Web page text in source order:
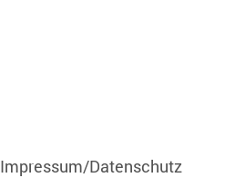
Impressum/Datenschutz